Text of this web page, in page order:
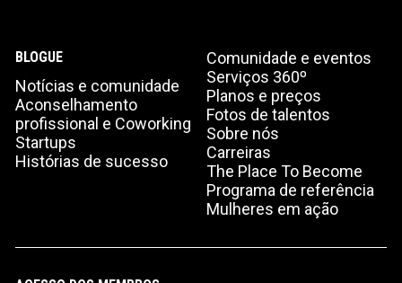
BLOGUE
Notícias e comunidade
Aconselhamento
profissional e Coworking
Startups
Histórias de sucesso
Comunidade e eventos
Serviços 360º
Planos e preços
Fotos de talentos
Sobre nós
Carreiras
The Place To Become
Programa de referência
Mulheres em ação